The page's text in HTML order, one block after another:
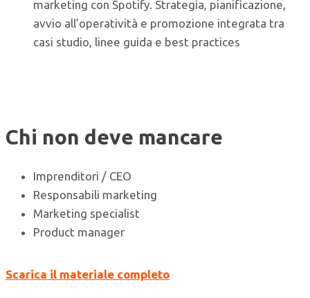
marketing con Spotify. Strategia, pianificazione,
avvio all’operatività e promozione integrata tra
casi studio, linee guida e best practices
Chi non deve mancare
Imprenditori / CEO
Responsabili marketing
Marketing specialist
Product manager
Scarica il materiale completo